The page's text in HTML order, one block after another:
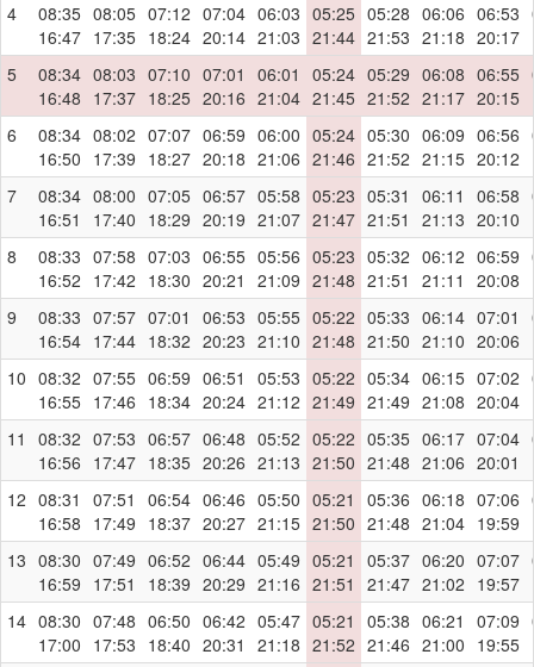
4
08:35
16:47
08:05
17:35
07:12
18:24
07:04
20:14
06:03
21:03
05:25
21:44
05:28
21:53
06:06
21:18
06:53
20:17
5
08:34
16:48
08:03
17:37
07:10
18:25
07:01
20:16
06:01
21:04
05:24
21:45
05:29
21:52
06:08
21:17
06:55
20:15
6
08:34
16:50
08:02
17:39
07:07
18:27
06:59
20:18
06:00
21:06
05:24
21:46
05:30
21:52
06:09
21:15
06:56
20:12
7
08:34
16:51
08:00
17:40
07:05
18:29
06:57
20:19
05:58
21:07
05:23
21:47
05:31
21:51
06:11
21:13
06:58
20:10
8
08:33
16:52
07:58
17:42
07:03
18:30
06:55
20:21
05:56
21:09
05:23
21:48
05:32
21:51
06:12
21:11
06:59
20:08
9
08:33
16:54
07:57
17:44
07:01
18:32
06:53
20:23
05:55
21:10
05:22
21:48
05:33
21:50
06:14
21:10
07:01
20:06
10 08:32
16:55
07:55
17:46
06:59
18:34
06:51
20:24
05:53
21:12
05:22
21:49
05:34
21:49
06:15
21:08
07:02
20:04
11
08:32
16:56
07:53
17:47
06:57
18:35
06:48
20:26
05:52
21:13
05:22
21:50
05:35
21:48
06:17
21:06
07:04
20:01
12 08:31
16:58
07:51
17:49
06:54
18:37
06:46
20:27
05:50
21:15
05:21
21:50
05:36
21:48
06:18
21:04
07:06
19:59
13 08:30
16:59
07:49
17:51
06:52
18:39
06:44
20:29
05:49
21:16
05:21
21:51
05:37
21:47
06:20
21:02
07:07
19:57
14 08:30
17:00
07:48
17:53
06:50
18:40
06:42
20:31
05:47
21:18
05:21
21:52
05:38
21:46
06:21
21:00
07:09
19:55